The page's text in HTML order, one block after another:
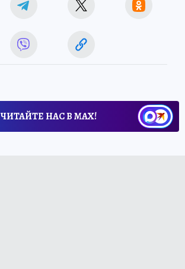
ЧИТАЙТЕ НАС В МАХ!